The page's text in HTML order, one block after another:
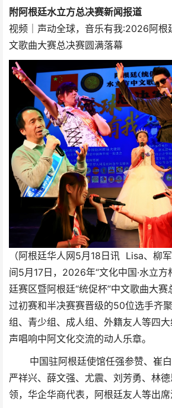
附阿根廷水立方总决赛新闻报道
视频｜声动全球，音乐有我:2026阿根
文歌曲大赛总决赛圆满落幕
（阿根廷华人网5月18日讯 Lisa、柳
间5月17日，2026年“文化中国·水立方
廷赛区暨阿根廷“统促杯”中文歌曲大
过初赛和半决赛赛晋级的50位选手齐
组、青少组、成人组、外籍友人等四
声唱响中阿文化交流的动人乐章。
中国驻阿根廷使馆任强参赞、崔白
严祥兴、薛文强、尤震、刘芳勇、林德
领，华企华商代表，阿根廷友人等出席